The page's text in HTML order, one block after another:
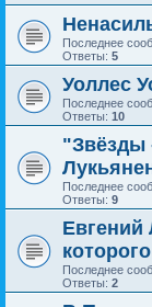
Последнее
Ответы: 5
Уоллес
Последнее
Ответы: 10
"Звёзды
Последнее
Ответы: 9
Евгений
Последнее
Ответы: 2